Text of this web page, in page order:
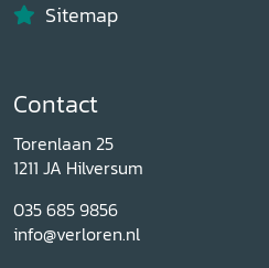
Sitemap
Contact
Torenlaan 25
1211 JA Hilversum
035 685 9856
info@verloren.nl